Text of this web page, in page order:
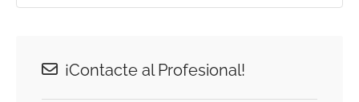
¡Contacte al Profesional!